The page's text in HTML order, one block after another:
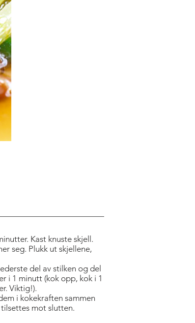
Kast knuste skjell.
seg. Plukk ut skjellene,
del av stilken og del
i 1 minutt (kok opp, kok i 1
Viktig!).
i kokekraften sammen
mot slutten.